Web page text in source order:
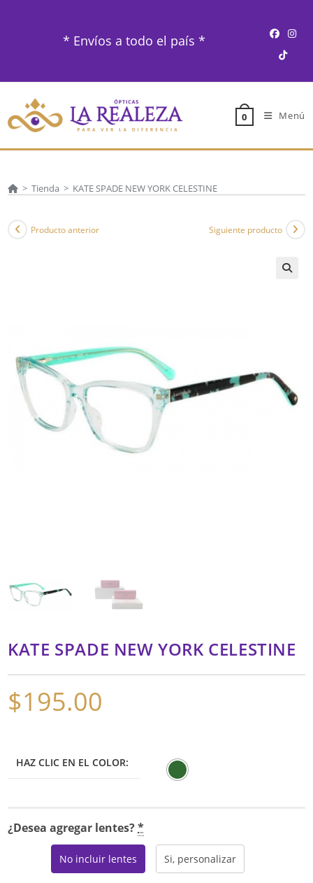
* Envíos a todo el país *
0 Menú
> Tienda > KATE SPADE NEW YORK CELESTINE
Producto anterior Siguiente producto
KATE SPADE NEW YORK CELESTINE
$195.00
HAZ CLIC EN EL COLOR:
¿Desea agregar lentes?*
No incluir lentes Si, personalizar